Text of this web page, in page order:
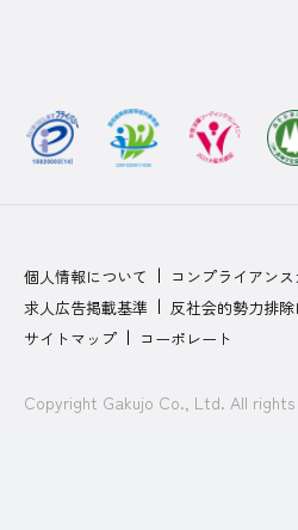
個人情報について
コンプライアン
求人広告掲載基準
反社会的勢力排
サイトマップ
コーポレート
Copyright Gakujo Co., Ltd. All